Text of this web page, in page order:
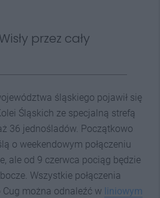
przez cały
śląskiego pojawił się
Śląskich ze specjalną strefą
36 jednośladów. Początkowo
o weekendowym połączeniu
ale od 9 czerwca pociąg będzie
Wszystkie połączenia
Cug można odnaleźć w liniowym